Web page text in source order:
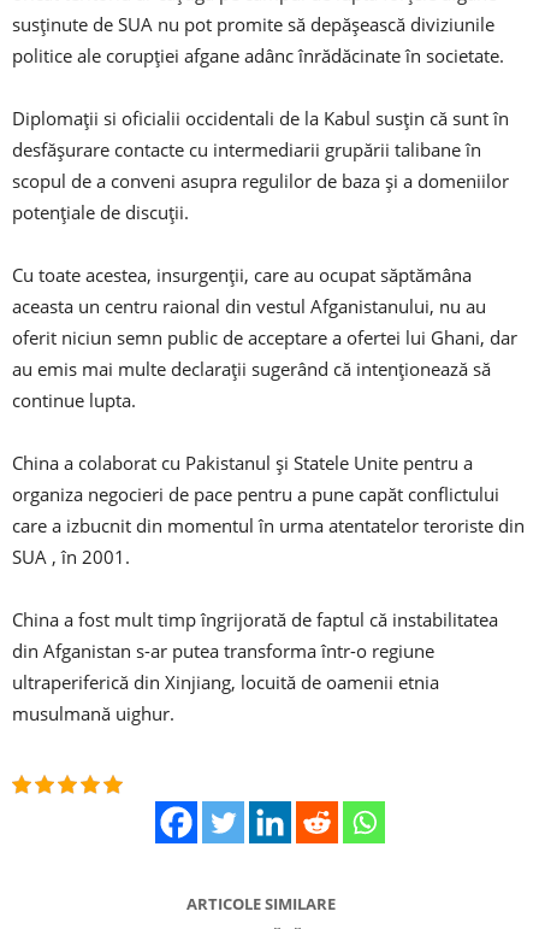
susținute de SUA nu pot promite să depășească diviziunile
politice ale corupției afgane adânc înrădăcinate în societate.
Diplomații si oficialii occidentali de la Kabul susțin că sunt în
desfășurare contacte cu intermediarii grupării talibane în
scopul de a conveni asupra regulilor de baza și a domeniilor
potențiale de discuții.
Cu toate acestea, insurgenții, care au ocupat săptămâna
aceasta un centru raional din vestul Afganistanului, nu au
oferit niciun semn public de acceptare a ofertei lui Ghani, dar
au emis mai multe declarații sugerând că intenționează să
continue lupta.
China a colaborat cu Pakistanul și Statele Unite pentru a
organiza negocieri de pace pentru a pune capăt conflictului
care a izbucnit din momentul în urma atentatelor teroriste din
SUA , în 2001.
China a fost mult timp îngrijorată de faptul că instabilitatea
din Afganistan s-ar putea transforma într-o regiune
ultraperiferică din Xinjiang, locuită de oamenii etnia
musulmană uighur.
ARTICOLE SIMILARE